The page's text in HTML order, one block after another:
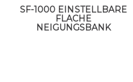
SF-1000 EINSTELLBARE
FLACHE
NEIGUNGSBANK